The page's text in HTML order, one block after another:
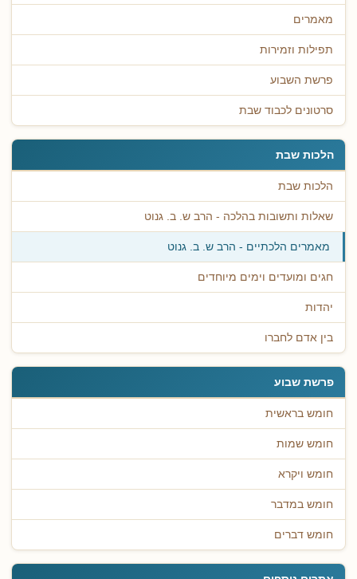
מאמרים
תפילות וזמירות
פרשת השבוע
סרטונים לכבוד שבת
הלכות שבת
הלכות שבת
שאלות ותשובות בהלכה - הרב ש. ב. גנוט
מאמרים הלכתיים - הרב ש. ב. גנוט
חגים ומועדים וימים מיוחדים
יהדות
בין אדם לחברו
פרשת שבוע
חומש בראשית
חומש שמות
חומש ויקרא
חומש במדבר
חומש דברים